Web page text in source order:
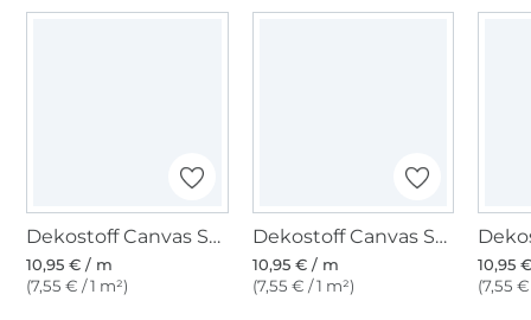
Dekostoff Canvas Stoff uni, anthrazit
10,95 € / m
(7,55 € / 1 m²)
Dekostoff Canvas Stoff uni, pink
10,95 € / m
(7,55 € / 1 m²)
10,95
(7,55